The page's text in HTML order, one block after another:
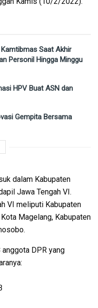
Saat Akhir
Personil Hingga Minggu
HPV Buat ASN dan
Gempita Bersama
dalam Kabupaten
Jawa Tengah VI.
VI meliputi Kabupaten
Magelang, Kabupaten
anggota DPR yang